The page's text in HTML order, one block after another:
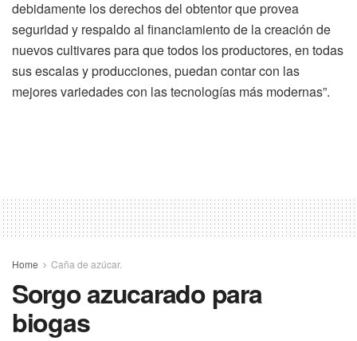
debidamente los derechos del obtentor que provea
seguridad y respaldo al financiamiento de la creación de
nuevos cultivares para que todos los productores, en todas
sus escalas y producciones, puedan contar con las
mejores variedades con las tecnologías más modernas”.
Home Caña de azúcar.
Sorgo azucarado para
biogas